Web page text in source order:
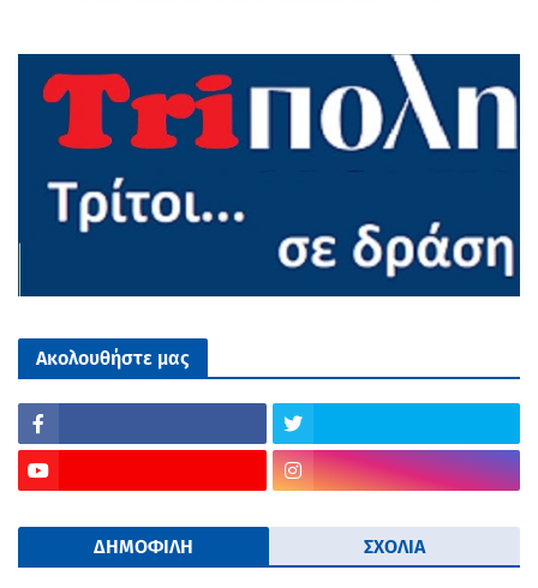
Ακολουθήστε μας
ΔΗΜΟΦΙΛΗ ΣΧΟΛΙΑ